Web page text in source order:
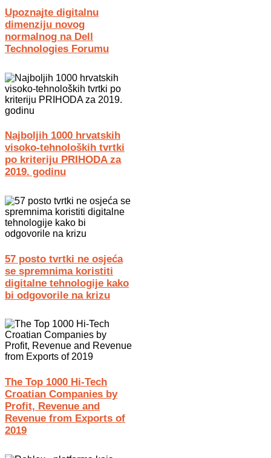
Upoznajte digitalnu
dimenziju novog
normalnog na Dell
Technologies Forumu
Najboljih 1000 hrvatskih
visoko-tehnoloških tvrtki
po kriteriju PRIHODA za
2019. godinu
57 posto tvrtki ne osjeća
se spremnima koristiti
digitalne tehnologije kako
bi odgovorile na krizu
The Top 1000 Hi-Tech
Croatian Companies by
Profit, Revenue and
Revenue from Exports of
2019